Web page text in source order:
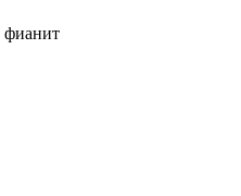
фианит